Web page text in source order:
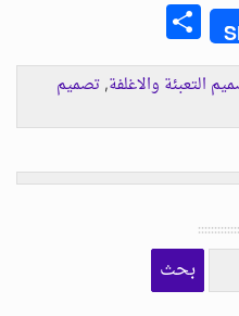
التعبئة والاغلفة,تصميم